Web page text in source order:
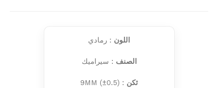
اللون : رمادي
الصنف : سيراميك
ثكن : 9MM (±0.5)